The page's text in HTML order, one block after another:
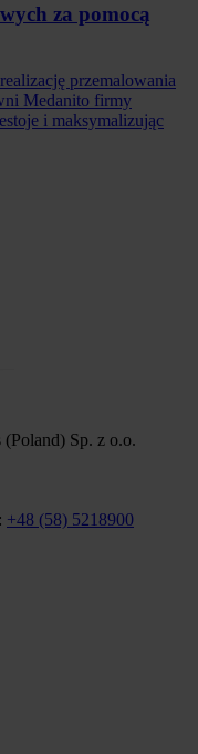
za pomocą
przemalowania
Medanito firmy
i maksymalizując
(Poland) Sp. z o.o.
+48 (58) 5218900